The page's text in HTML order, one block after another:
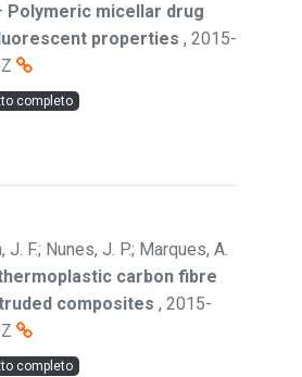
Polymeric micellar drug
properties , 2015-
completo
J. F.; Nunes, J. P.; Marques, A.
carbon fibre
composites , 2015-
completo